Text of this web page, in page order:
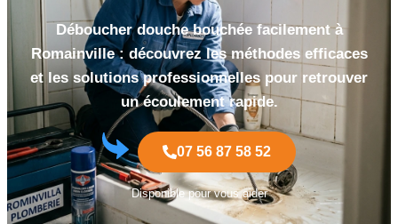
Déboucher douche bouchée facilement à
Romainville : découvrez les méthodes efficaces
et les solutions professionnelles pour retrouver
un écoulement rapide.
07 56 87 58 52
Disponible pour vous aider